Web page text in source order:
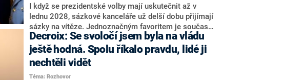
Zdeněk Nytra redakci řekl, že počítá s odchodem
některých senátorů z klubu a že Naše Česko není
nepřítel, ale soupeř.
I když se prezidentské volby mají uskutečnit až v
lednu 2028, sázkové kanceláře už delší dobu přijímají
sázky na vítěze. Jednoznačným favoritem je současná
hlava státu Petr Pavel. Daleko za ním pak bookmakeři
zmiňují dva výrazné politiky ANO, tedy premiéra
Andreje Babiše a ministra průmyslu Karla Havlíčka.
Oblíbeným tipem samotných sázkařů je poslanec za
Motoristy Filip Turek. Politolog Jan Kubáček nicméně
Decroix: Se svoločí jsem byla na vládu
ještě hodná. Spolu říkalo pravdu, lidé ji
nechtěli vidět
Téma: Rozhovor